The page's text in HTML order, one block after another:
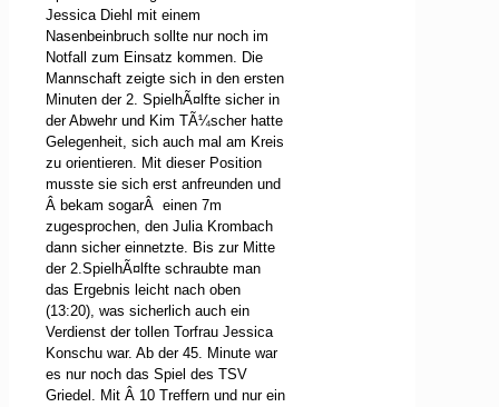
Jessica Diehl mit einem
Nasenbeinbruch sollte nur noch im
Notfall zum Einsatz kommen. Die
Mannschaft zeigte sich in den ersten
Minuten der 2. SpielhÃ¤lfte sicher in
der Abwehr und Kim TÃ¼scher hatte
Gelegenheit, sich auch mal am Kreis
zu orientieren. Mit dieser Position
musste sie sich erst anfreunden und
Â bekam sogarÂ einen 7m
zugesprochen, den Julia Krombach
dann sicher einnetzte. Bis zur Mitte
der 2.SpielhÃ¤lfte schraubte man
das Ergebnis leicht nach oben
(13:20), was sicherlich auch ein
Verdienst der tollen Torfrau Jessica
Konschu war. Ab der 45. Minute war
es nur noch das Spiel des TSV
Griedel. Mit Â 10 Treffern und nur ein